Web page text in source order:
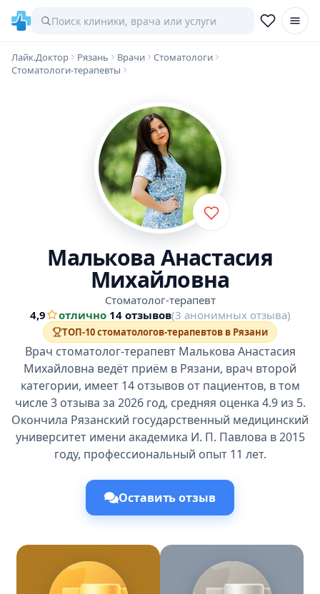
Лайк.Доктор Рязань Врачи
Стоматологи
Стоматологи-терапевты
Малькова Анастасия
Михайловна
Стоматолог-терапевт
4,9
отлично·14 отзывов(3 анонимных отзыва)
ТОП-10 стоматологов-терапевтов в Рязани
Врач стоматолог-терапевт Малькова Анастасия
Михайловна ведёт приём в Рязани, врач второй
категории, имеет 14 отзывов от пациентов, в том
числе 3 отзыва за 2026 год, средняя оценка 4.9 из 5.
Окончила Рязанский государственный медицинский
университет имени академика И. П. Павлова в 2015
году, профессиональный опыт 11 лет.
Оставить отзыв